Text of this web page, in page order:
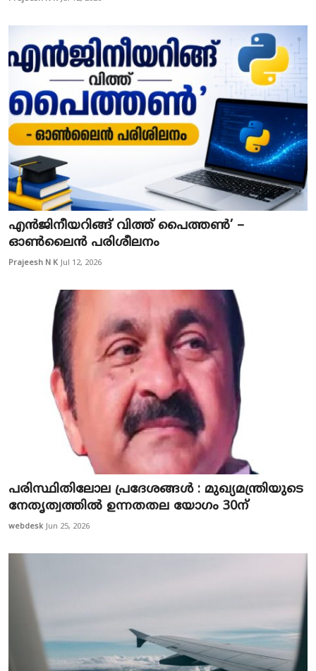
എൻജിനീയറിങ്ങ് വിത്ത് പൈത്തൺ’ –
ഓൺലൈൻ പരിശീലനം
Prajeesh N K Jul 12, 2026
പരിസ്ഥിതിലോല പ്രദേശങ്ങൾ : മുഖ്യമന്ത്രിയുടെ
നേതൃത്വത്തിൽ ഉന്നതതല യോഗം 30ന്
webdesk Jun 25, 2026